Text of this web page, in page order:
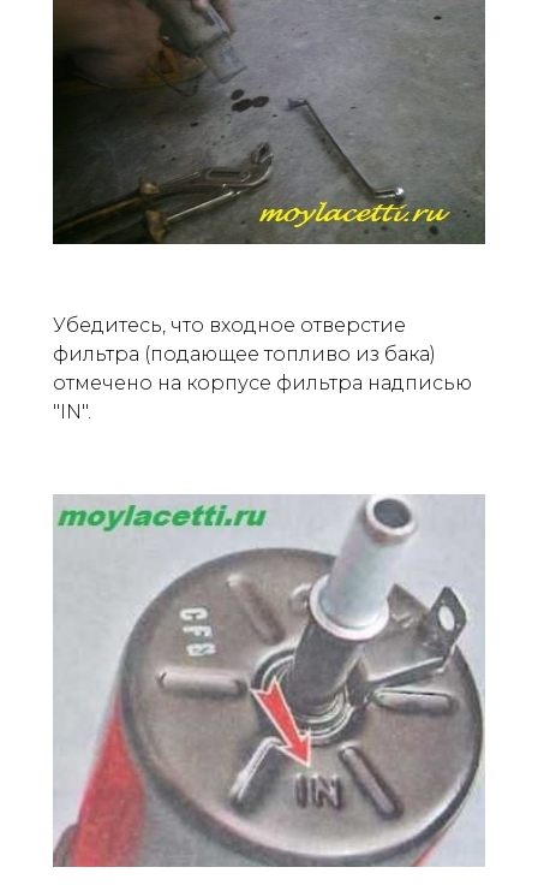
Убедитесь, что входное отверстие
фильтра (подающее топливо из бака)
отмечено на корпусе фильтра надписью
"IN".